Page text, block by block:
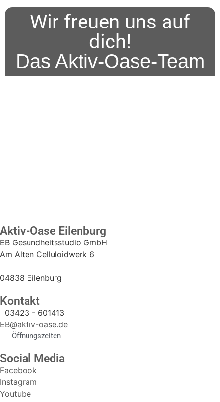
Wir freuen uns auf
dich!
Das Aktiv-Oase-Team
Aktiv-Oase Eilenburg
EB Gesundheitsstudio GmbH
Am Alten Celluloidwerk 6
04838 Eilenburg
Kontakt
03423 - 601413
EB@aktiv-oase.de
Öffnungszeiten
Social Media
Facebook
Instagram
Youtube